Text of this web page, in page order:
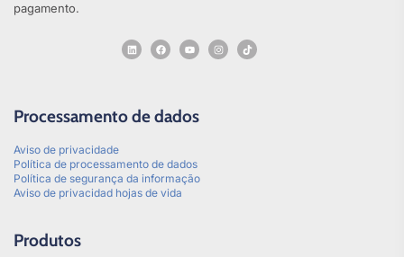
pagamento.
Processamento de dados
Aviso de privacidade
Política de processamento de dados
Política de segurança da informação
Aviso de privacidad hojas de vida
Produtos